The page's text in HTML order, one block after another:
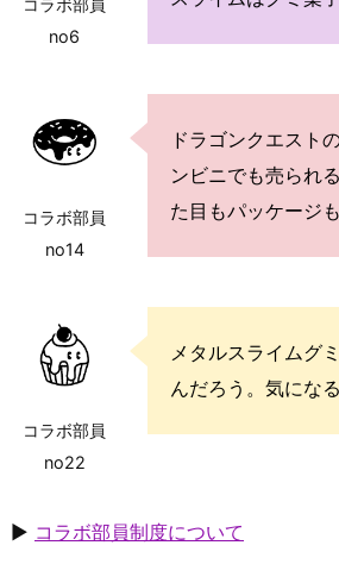
コラボ部員
no6
コラボ部員
no14
ドラゴンクエスト
ンビニでも売られ
た目もパッケージ
コラボ部員
no22
メタルスライムグ
んだろう。気にな
▶ コラボ部員制度について